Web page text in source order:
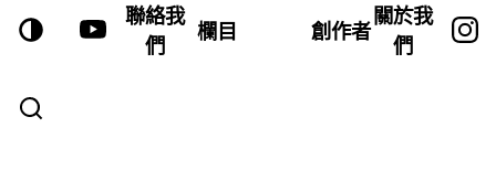
聯絡我
們
欄目 創作者
關於我
們